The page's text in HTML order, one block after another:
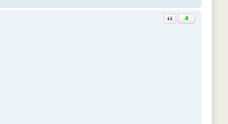
Ответить с цитатой
4